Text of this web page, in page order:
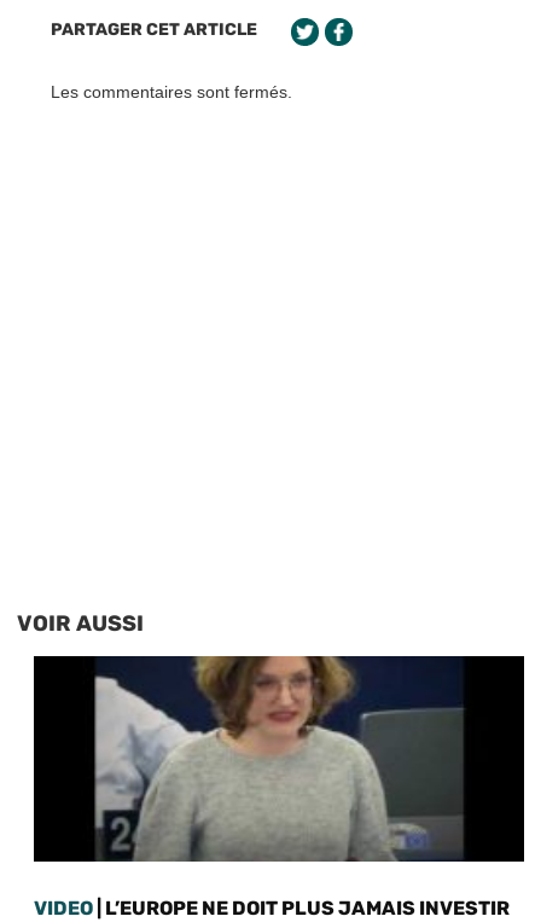
PARTAGER CET ARTICLE
Les commentaires sont fermés.
VOIR AUSSI
VIDEO | L’EUROPE NE DOIT PLUS JAMAIS INVESTIR